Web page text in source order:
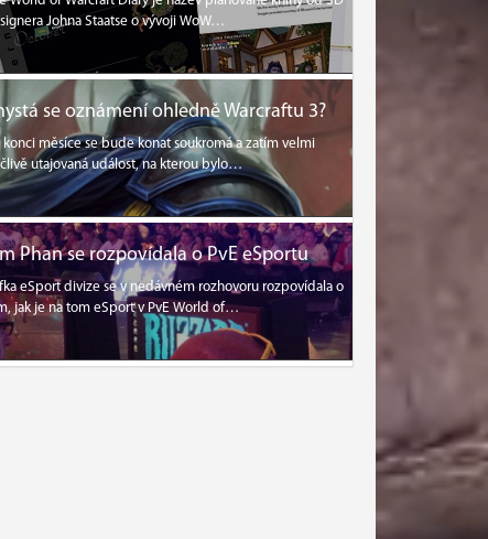
Johna Staatse o vývoji WoW…
se oznámení ohledně Warcraftu 3?
konci měsíce se bude konat soukromá a zatím velmi
utajovaná událost, na kterou bylo…
Phan se rozpovídala o PvE eSportu
eSport divize se v nedávném rozhovoru rozpovídala o
jak je na tom eSport v PvE World of…